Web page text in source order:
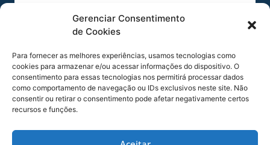
Gerenciar Consentimento
de Cookies
Para fornecer as melhores experiências, usamos tecnologias como
cookies para armazenar e/ou acessar informações do dispositivo. O
consentimento para essas tecnologias nos permitirá processar dados
como comportamento de navegação ou IDs exclusivos neste site. Não
consentir ou retirar o consentimento pode afetar negativamente certos
recursos e funções.
aconteceu no estádio Dr. Aderbal Ramos da
Silva (Ressacada), em Florianópolis-SC. Esteve no
apito o árbitro Salim Fende Chavez, auxiliado
por Miguel Cataneo Ribeiro da Costa e por
Gustavo Rodrigues de Oliveira. Todos de São
Paulo. O quarto árbitro foi Ramon Abatti Abel e
o analista de campo o Sr. Fernando Lopes.
Próxima disputa –Será no dia 20 de outubro de